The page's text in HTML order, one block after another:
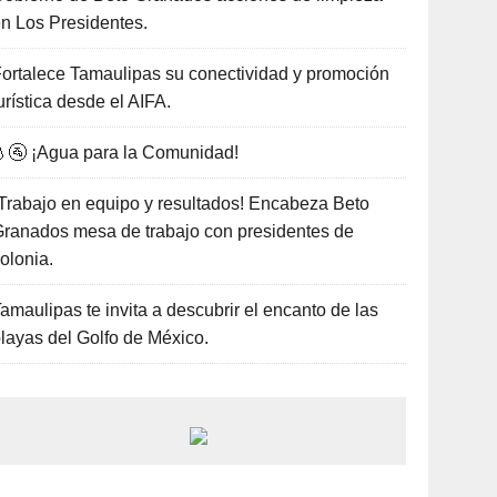
Los Presidentes.
Tamaulipas su conectividad y promoción
desde el AIFA.
¡Agua para la Comunidad!
en equipo y resultados! Encabeza Beto
mesa de trabajo con presidentes de
te invita a descubrir el encanto de las
del Golfo de México.